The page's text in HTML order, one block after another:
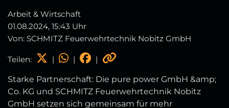
Arbeit & Wirtschaft
01.08.2024, 15:43 Uhr
Von: SCHMITZ Feuerwehrtechnik Nobitz GmbH
Teilen: | | |
Starke Partnerschaft: Die pure power GmbH &amp;
Co. KG und SCHMITZ Feuerwehrtechnik Nobitz
GmbH setzen sich gemeinsam für mehr